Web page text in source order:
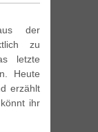
der
zu
letzte
Heute
erzählt
ihr